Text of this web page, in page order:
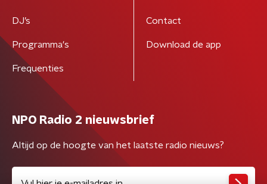
DJ’s
Programma's
Frequenties
Contact
Download de app
NPO Radio 2 nieuwsbrief
Altijd op de hoogte van het laatste radio nieuws?